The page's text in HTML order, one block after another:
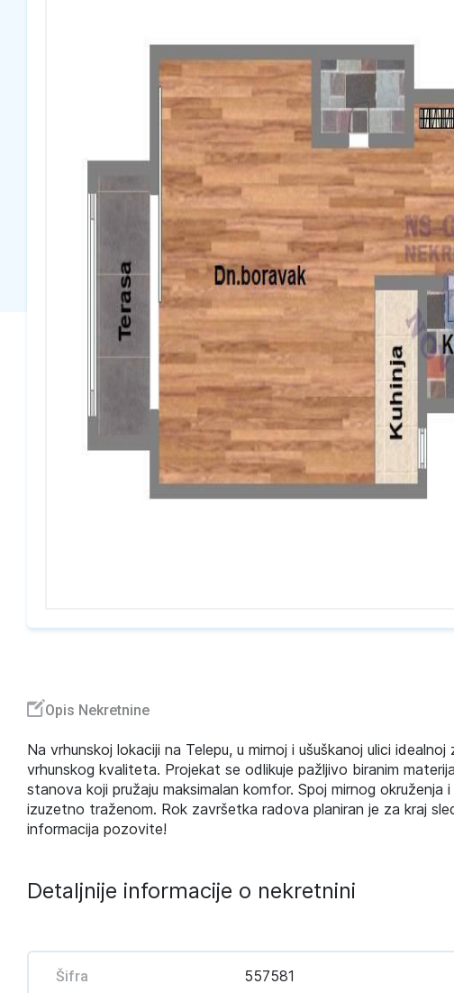
Opis Nekretnine
Na vrhunskoj lokaciji na Telepu, u mirnoj i ušuškanoj ulici
vrhunskog kvaliteta. Projekat se odlikuje pažljivo biranim
stanova koji pružaju maksimalan komfor. Spoj mirnog
izuzetno traženom. Rok završetka radova planiran je za kraj
informacija pozovite!
Detaljnije informacije o nekretnini
Šifra 557581